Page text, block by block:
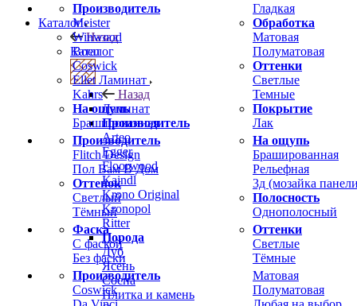
Производитель
Meister
Winwood
Boen
Coswick
Ellet
Kahrs
На ощупь
Брашированная
Гладкая
Обработка
Матовая
Полуматовая
Оттенки
Светлые
Темные
Покрытие
Лак
Производитель
Flitch Design
Пол Вам В Дом
Оттенок
Светлый
Тёмный
На ощупь
Брашированная
Рельефная
3д (мозайка
Полосность
Однополосный
Фаска
С фаской
Без фаски
Оттенки
Светлые
Тёмные
Производитель
Coswick
Матовая
Полуматовая
Каталог
Назад
Каталог
Ламинат
Назад
Ламинат
Производитель
Arteo
Egger
Floorwood
Kaindl
Krono Original
Kronopol
Ritter
Порода
Дуб
Ясень
Сосна
Плитка и камень